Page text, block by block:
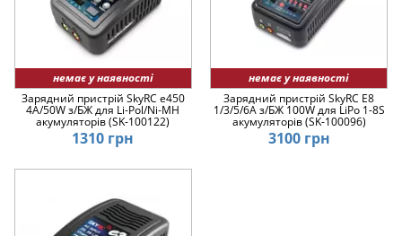
немає у наявності
Зарядний пристрій SkyRC e450
4A/50W з/БЖ для Li-Pol/Ni-MH
акумуляторів (SK-100122)
1310 грн
немає у наявності
Зарядний пристрій SkyRC E8
1/3/5/6A з/БЖ 100W для LiPo 1-8S
акумуляторів (SK-100096)
3100 грн